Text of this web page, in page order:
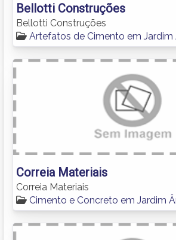
Bellotti Construções
Bellotti Construções
Artefatos de Cimento em Jardim
Correia Materiais
Correia Materiais
Cimento e Concreto em Jardim